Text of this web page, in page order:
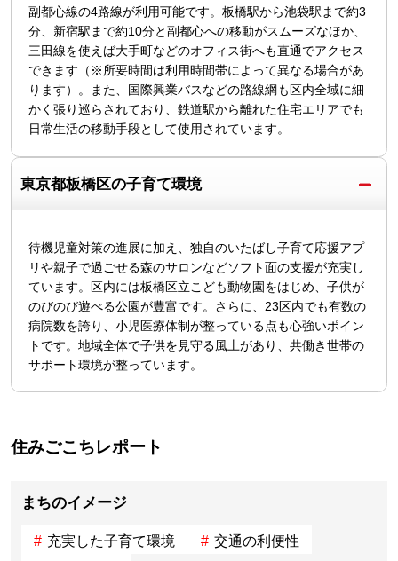
副都心線の4路線が利用可能です。板橋駅から池袋駅まで約3
分、新宿駅まで約10分と副都心への移動がスムーズなほか、
三田線を使えば大手町などのオフィス街へも直通でアクセス
できます（※所要時間は利用時間帯によって異なる場合があ
ります）。また、国際興業バスなどの路線網も区内全域に細
かく張り巡らされており、鉄道駅から離れた住宅エリアでも
日常生活の移動手段として使用されています。
東京都板橋区の子育て環境
待機児童対策の進展に加え、独自のいたばし子育て応援アプ
リや親子で過ごせる森のサロンなどソフト面の支援が充実し
ています。区内には板橋区立こども動物園をはじめ、子供が
のびのび遊べる公園が豊富です。さらに、23区内でも有数の
病院数を誇り、小児医療体制が整っている点も心強いポイン
トです。地域全体で子供を見守る風土があり、共働き世帯の
サポート環境が整っています。
住みごこちレポート
まちのイメージ
充実した子育て環境
交通の利便性